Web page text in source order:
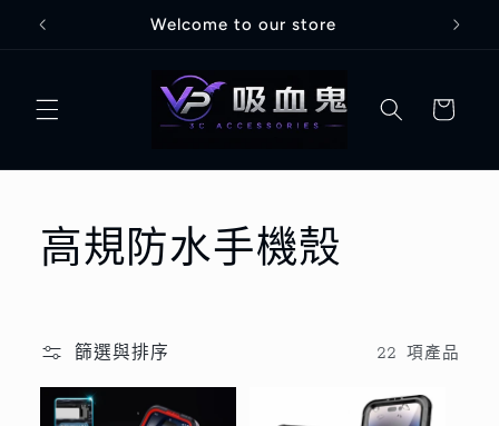
跳至內
容
Welcome to our store
物
商
系
列
高規防水手機殼
篩選與排序 22 項產品